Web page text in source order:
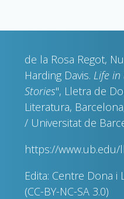
de la Rosa Regot,
Harding Davis. Life
Stories", Lletra de
Literatura,
/ Universitat de
https://
Edita: Centre Dona i
(CC-BY-NC-SA 3.0)